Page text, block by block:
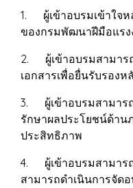
1. ผู้เข้าอบรมเข้าใจ
ของกรมพัฒนาฝีมือแรง
2. ผู้เข้าอบรมสามาร
เอกสารเพื่อยื่นรับรอง
3. ผู้เข้าอบรมสามาร
รักษาผลประโยชน์ด้าน
ประสิทธิภาพ
4. ผู้เข้าอบรมสามาร
สามารถดำเนินการจัด